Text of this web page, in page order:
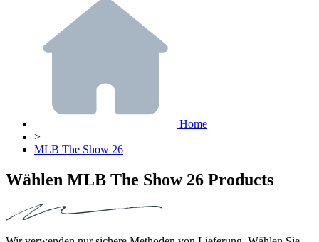
Home
>
MLB The Show 26
Wählen MLB The Show 26 Products